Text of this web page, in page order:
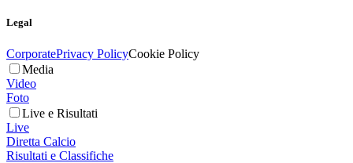
Legal
CorporatePrivacy PolicyCookie Policy
Media
Video
Foto
Live e Risultati
Live
Diretta Calcio
Risultati e Classifiche